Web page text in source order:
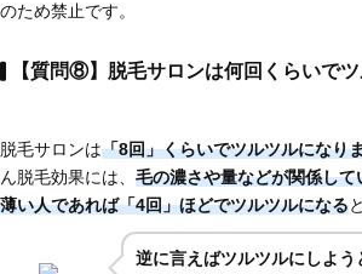
のため禁止です。
【質問⑧】脱毛サロンは何回くらいで
脱毛サロンは「8回」くらいでツルツルになり
ん脱毛効果には、 毛の濃さや量などが関係して
薄い人であれば「4回」ほどでツルツルになる
逆に言えばツルツルにしよ